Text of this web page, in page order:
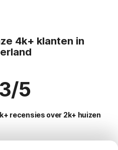
4k+ klanten in
5
recensies over 2k+ huizen